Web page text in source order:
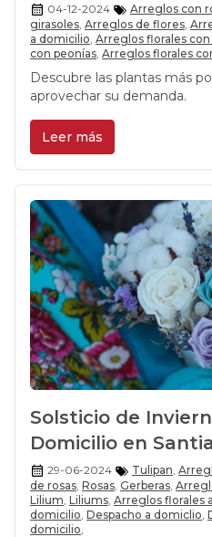
04-12-2024 Arreglos con
girasoles Arreglos de flores
a domicilio Arreglos florales
con peonías Arreglos florales
Descubre las plantas más
aprovechar su demanda.
Leer más
Solsticio de
Domicilio en
29-06-2024 Tulipan
de rosas Rosas Gerberas
Lilium Liliums Arreglos florales
domicilio Despacho a domiclio
domicilio